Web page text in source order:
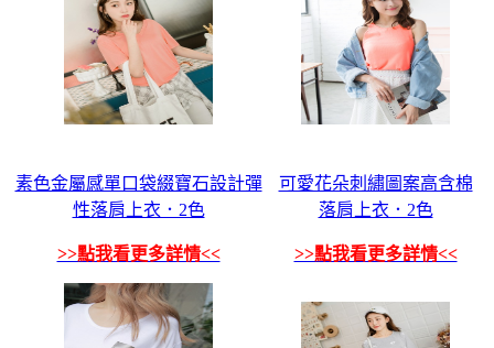
素色金屬感單口袋綴寶石設計彈
性落肩上衣．2色
>>點我看更多詳情<<
可愛花朵刺繡圖案高含棉
落肩上衣．2色
>>點我看更多詳情<<